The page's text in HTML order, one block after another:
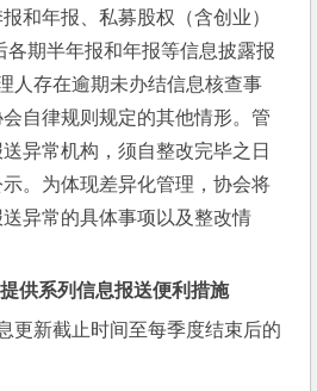
和年报、私募股权（含创业）
各期半年报和年报等信息披露报
人存在逾期未办结信息核查事
自律规则规定的其他情形。管
异常机构，须自整改完毕之日
。为体现差异化管理，协会将
异常的具体事项以及整改情
供系列信息报送便利措施
更新截止时间至每季度结束后的